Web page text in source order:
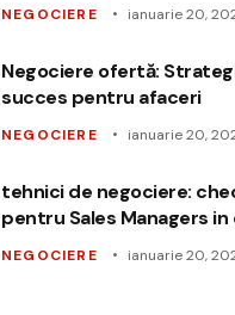
NEGOCIERE ianuarie 20,
Negociere ofertă:
succes pentru afaceri
NEGOCIERE ianuarie 20,
tehnici de negociere:
pentru Sales Managers
NEGOCIERE ianuarie 20,